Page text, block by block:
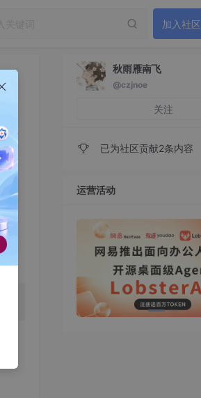
加入社区
秋雨雁南飞
@czjnoe
关注
已为社区贡献2条内容
运营活动